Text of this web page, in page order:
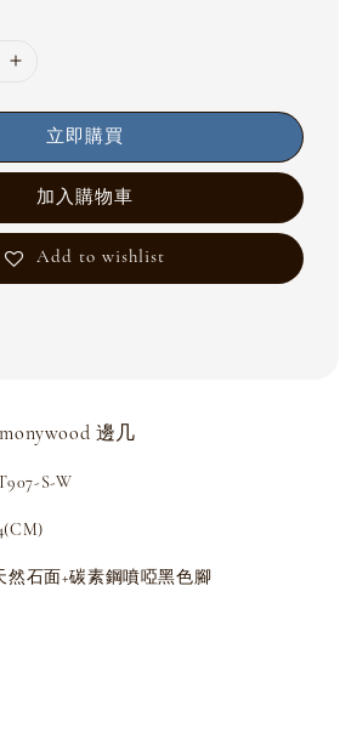
立即購買
加入購物車
Add to wishlist
邊几
S-W
然石面+碳素鋼噴啞黑色腳